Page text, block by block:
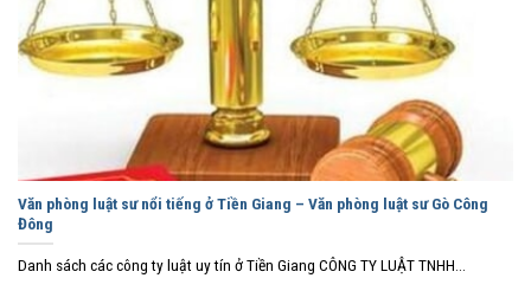
Văn phòng luật sư nổi tiếng ở Tiền Giang – Văn phòng luật sư Gò Công
Đông
Danh sách các công ty luật uy tín ở Tiền Giang CÔNG TY LUẬT TNHH...